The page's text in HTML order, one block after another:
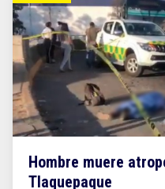
Hombre muere
Tlaquepaque